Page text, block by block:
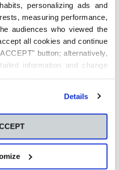
personalizing ads and
measuring performance,
audiences who viewed the
all cookies and continue
button; alternatively,
information and change
Details
que sean, son tuteladas,
la estancia del estudiante
tutores:
un profesor de la Universidad
está en comunicación con el
Tutor en la Empresa. Este
y resolverá, en su
, será un trabajador de la
las tareas a realizar y las
contacto, si es necesario,